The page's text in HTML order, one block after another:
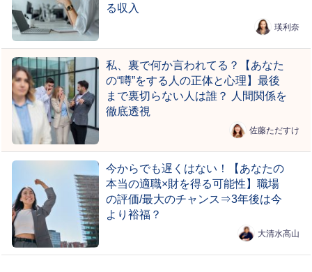
る収入
瑛利奈
私、裏で何か言われてる？【あなた
の“噂”をする人の正体と心理】最後
まで裏切らない人は誰？ 人間関係を
徹底透視
佐藤ただすけ
今からでも遅くはない！【あなたの
本当の適職×財を得る可能性】職場
の評価/最大のチャンス⇒3年後は今
より裕福？
大清水高山